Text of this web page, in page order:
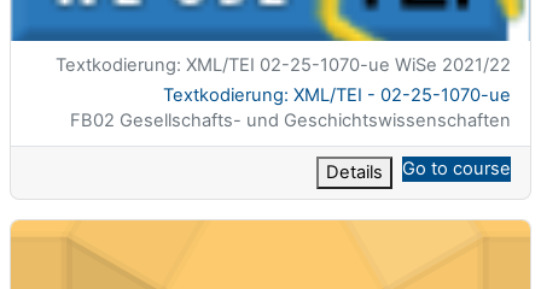
الاسم المختصر للمقرر الدراسي
Textkodierung: XML/TEI 02-25-1070-ue WiSe 2021/22
اسم المقرر
Textkodierung: XML/TEI - 02-25-1070-ue
تصنيف المساق
FB02 Gesellschafts- und Geschichtswissenschaften
Go to course
Details
Vorbereitung (Praxisphase III - Teil 1) - 02-15-1027-pk